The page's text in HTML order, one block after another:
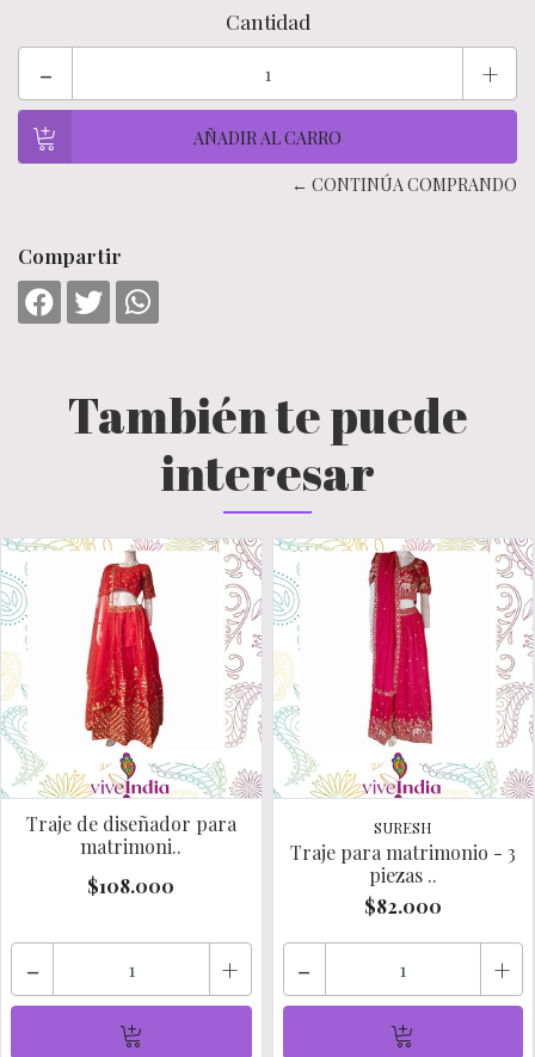
Cantidad
- +
← CONTINÚA COMPRANDO
Compartir
También te puede
interesar
Traje de diseñador para
matrimoni..
$108.000
- +
SURESH
Traje para matrimonio - 3
piezas ..
$82.000
- +